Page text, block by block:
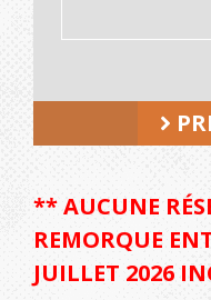
** AUCUNE
REMORQUE
JUILLET 2026